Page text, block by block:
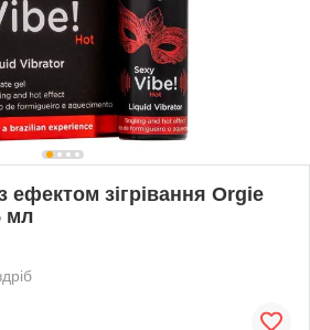
ефектом зігрівання Orgie
мл